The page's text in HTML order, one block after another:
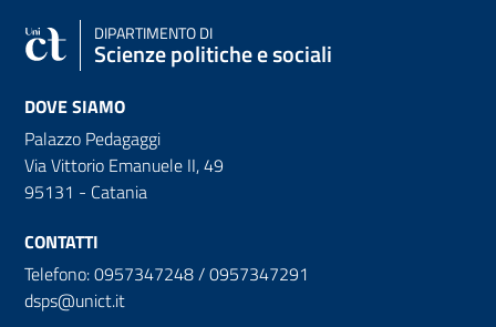
DIPARTIMENTO DI
Scienze politiche e sociali
DOVE SIAMO
Palazzo Pedagaggi
Via Vittorio Emanuele II, 49
95131 - Catania
CONTATTI
Telefono: 0957347248 / 0957347291
dsps@unict.it